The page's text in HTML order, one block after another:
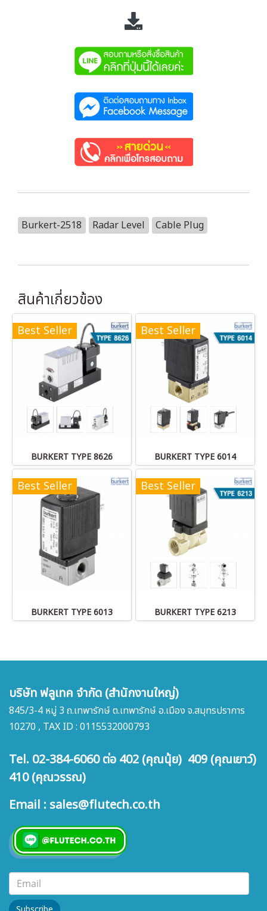
Burkert-2518 Radar Level Cable Plug
สินค้าเกี่ยวข้อง
Best Seller
BURKERT TYPE 8626
Best Seller
BURKERT TYPE 6014
Best Seller
BURKERT TYPE 6013
Best Seller
BURKERT TYPE 6213
บริษัท ฟลูเทค จำกัด (สำนักงานใหญ่)
845/3-4 หมู่ 3 ถ.เทพารักษ์ ต.เทพารักษ์ อ.เมือง จ.สมุทรปราการ
10270 , TAX ID : 0115532000793
Tel. 02-384-6060 ต่อ 402 (คุณนุ้ย) 409 (คุณเยาว์)
410 (คุณวรรณ)
Email : sales@flutech.co.th